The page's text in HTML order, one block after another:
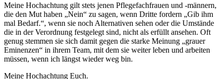
Meine Hochachtung gilt stets jenen Pflegefachfrauen und -männern,
die den Mut haben „Nein“ zu sagen, wenn Dritte fordern „Gib ihm
mal Bedarf.“, wenn sie noch Alternativen sehen oder die Umstände
die in der Verordnung festgelegt sind, nicht als erfüllt ansehen. Oft
genug stemmen sie sich damit gegen die starke Meinung „grauer
Eminenzen“ in ihrem Team, mit dem sie weiter leben und arbeiten
müssen, wenn ich längst wieder weg bin.
Meine Hochachtung Euch.